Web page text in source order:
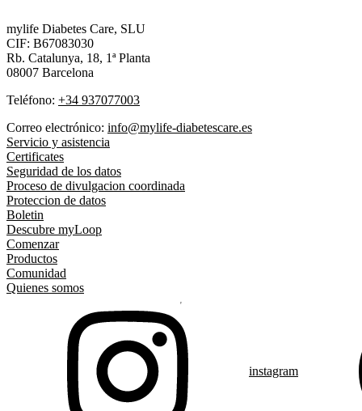
mylife Diabetes Care, SLU
CIF: B67083030
Rb. Catalunya, 18, 1ª Planta
08007 Barcelona
Teléfono: +34 937077003
Correo electrónico: info@mylife-diabetescare.es
Servicio y asistencia
Certificates
Seguridad de los datos
Proceso de divulgacion coordinada
Proteccion de datos
Boletin
Descubre myLoop
Comenzar
Productos
Comunidad
Quienes somos
instagram